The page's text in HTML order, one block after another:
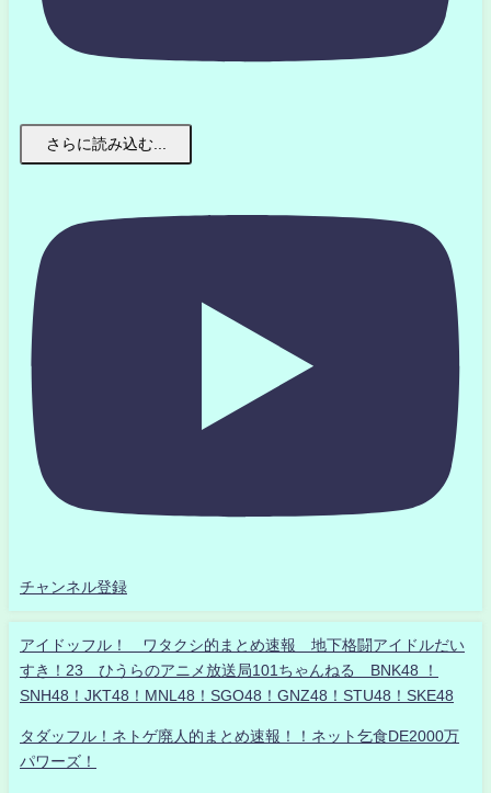
さらに読み込む...
チャンネル登録
アイドッフル！ ワタクシ的まとめ速報 地下格闘アイドルだい
すき！23 ひうらのアニメ放送局101ちゃんねる BNK48 ！
SNH48！JKT48！MNL48！SGO48！GNZ48！STU48！SKE48
タダッフル！ネトゲ廃人的まとめ速報！！ネット乞食DE2000万
パワーズ！